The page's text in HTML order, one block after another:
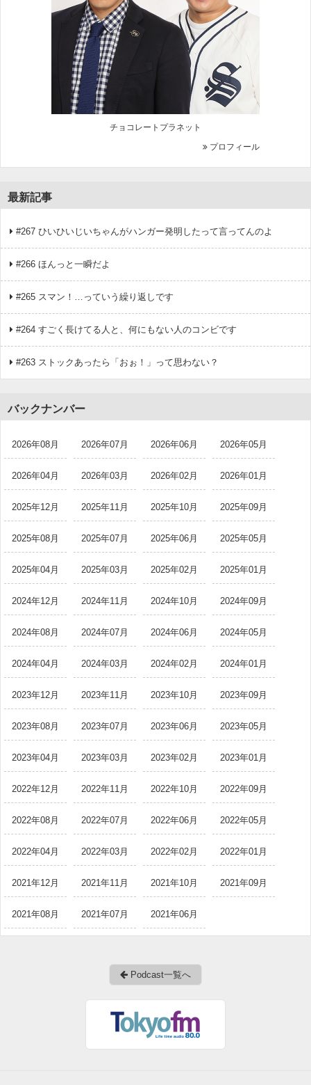
チョコレートプラネット
プロフィール
最新記事
#267 ひいひいじいちゃんがハンガー発明したって言ってんのよ
#266 ほんっと一瞬だよ
#265 スマン！…っていう繰り返しです
#264 すごく長けてる人と、何にもない人のコンビです
#263 ストックあったら「おぉ！」って思わない？
バックナンバー
2026年08月 2026年07月 2026年06月 2026年05月
2026年04月 2026年03月 2026年02月 2026年01月
2025年12月 2025年11月 2025年10月 2025年09月
2025年08月 2025年07月 2025年06月 2025年05月
2025年04月 2025年03月 2025年02月 2025年01月
2024年12月 2024年11月 2024年10月 2024年09月
2024年08月 2024年07月 2024年06月 2024年05月
2024年04月 2024年03月 2024年02月 2024年01月
2023年12月 2023年11月 2023年10月 2023年09月
2023年08月 2023年07月 2023年06月 2023年05月
2023年04月 2023年03月 2023年02月 2023年01月
2022年12月 2022年11月 2022年10月 2022年09月
2022年08月 2022年07月 2022年06月 2022年05月
2022年04月 2022年03月 2022年02月 2022年01月
2021年12月 2021年11月 2021年10月 2021年09月
2021年08月 2021年07月 2021年06月
Podcast一覧へ